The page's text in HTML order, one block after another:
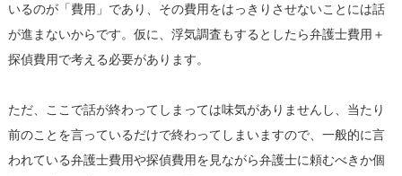
いるのが「費用」であり、その費用をはっきりさせないことには話
が進まないからです。仮に、浮気調査もするとしたら弁護士費用＋
探偵費用で考える必要があります。
ただ、ここで話が終わってしまっては味気がありませんし、当たり
前のことを言っているだけで終わってしまいますので、一般的に言
われている弁護士費用や探偵費用を見ながら弁護士に頼むべきか個